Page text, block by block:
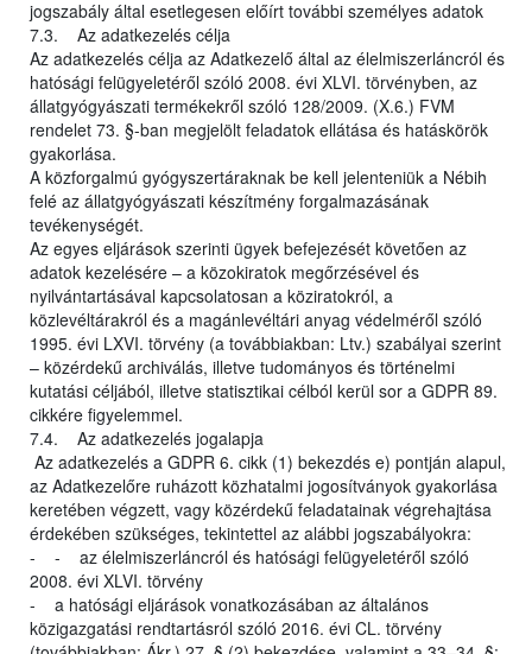
jogszabály által esetlegesen előírt további személyes adatok
7.3. Az adatkezelés célja
Az adatkezelés célja az Adatkezelő által az élelmiszerláncról és
hatósági felügyeletéről szóló 2008. évi XLVI. törvényben, az
állatgyógyászati termékekről szóló 128/2009. (X.6.) FVM
rendelet 73. §-ban megjelölt feladatok ellátása és hatáskörök
gyakorlása.
A közforgalmú gyógyszertáraknak be kell jelenteniük a Nébih
felé az állatgyógyászati készítmény forgalmazásának
tevékenységét.
Az egyes eljárások szerinti ügyek befejezését követően az
adatok kezelésére – a közokiratok megőrzésével és
nyilvántartásával kapcsolatosan a köziratokról, a
közlevéltárakról és a magánlevéltári anyag védelméről szóló
1995. évi LXVI. törvény (a továbbiakban: Ltv.) szabályai szerint
– közérdekű archiválás, illetve tudományos és történelmi
kutatási céljából, illetve statisztikai célból kerül sor a GDPR 89.
cikkére figyelemmel.
7.4. Az adatkezelés jogalapja
Az adatkezelés a GDPR 6. cikk (1) bekezdés e) pontján alapul,
az Adatkezelőre ruházott közhatalmi jogosítványok gyakorlása
keretében végzett, vagy közérdekű feladatainak végrehajtása
érdekében szükséges, tekintettel az alábbi jogszabályokra:
- - az élelmiszerláncról és hatósági felügyeletéről szóló
2008. évi XLVI. törvény
- a hatósági eljárások vonatkozásában az általános
közigazgatási rendtartásról szóló 2016. évi CL. törvény